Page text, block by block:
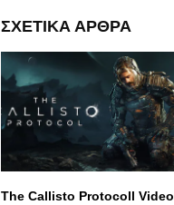
ΣΧΕΤΙΚΑ ΑΡΘΡΑ
The Callisto Protocoll Video